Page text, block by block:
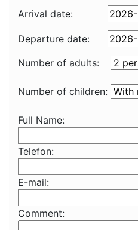
Arrival date:
Departure date:
Number of adults:
Number of children:
Full Name:
Telefon:
E-mail:
Comment: